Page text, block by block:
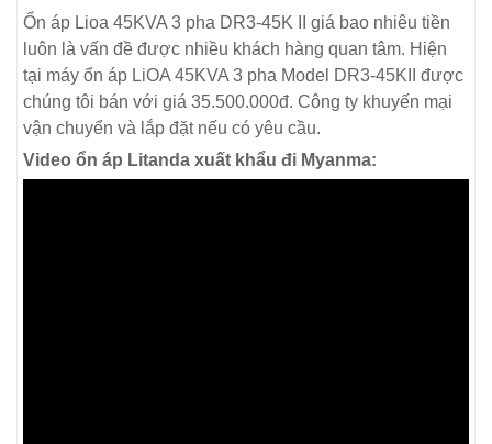
Ổn áp Lioa 45KVA 3 pha DR3-45K II giá bao nhiêu tiền
luôn là vấn đề được nhiều khách hàng quan tâm. Hiện
tại máy ổn áp LiOA 45KVA 3 pha Model DR3-45KII được
chúng tôi bán với giá 35.500.000đ. Công ty khuyến mại
vận chuyển và lắp đặt nếu có yêu cầu.
Video ổn áp Litanda xuất khẩu đi Myanma: